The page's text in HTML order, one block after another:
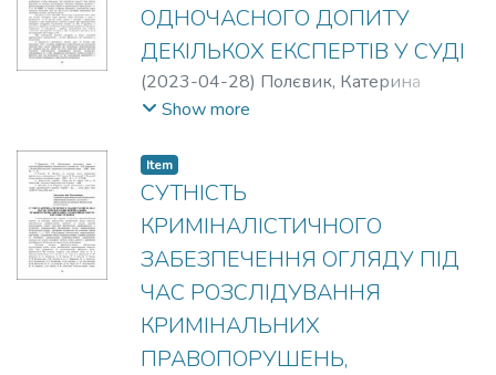
ОДНОЧАСНОГО ДОПИТУ
ДЕКІЛЬКОХ ЕКСПЕРТІВ У СУДІ
(2023-04-28) Полєвик, Катерина
Олегівна
Show more
Item
СУТНІСТЬ
КРИМІНАЛІСТИЧНОГО
ЗАБЕЗПЕЧЕННЯ ОГЛЯДУ ПІД
ЧАС РОЗСЛІДУВАННЯ
КРИМІНАЛЬНИХ
ПРАВОПОРУШЕНЬ,